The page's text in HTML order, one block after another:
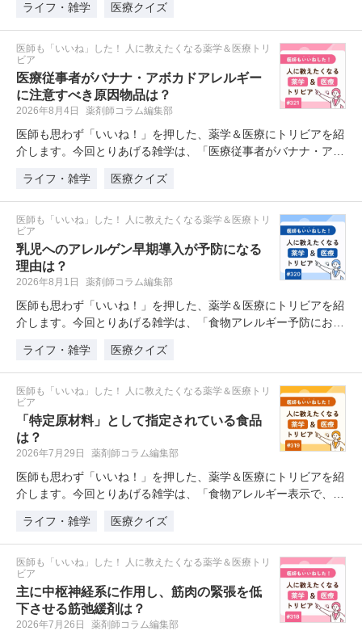
ライフ・雑学
医療クイズ
医師も「いいね」した！ 人に教えたくなる薬学＆医療トリ
ビア
医療従事者がバナナ・アボカドアレルギー
に注意すべき原因物品は？
2026年8月4日 薬剤師コラム編集部
医師も思わず「いいね！」を押した、薬学＆医療にトリビアを紹
介します。今回とりあげる雑学は、「医療従事者がバナナ・アボ
ライフ・雑学
医療クイズ
医師も「いいね」した！ 人に教えたくなる薬学＆医療トリ
ビア
乳児へのアレルゲン早期導入が予防になる
理由は？
2026年8月1日 薬剤師コラム編集部
医師も思わず「いいね！」を押した、薬学＆医療にトリビアを紹
介します。今回とりあげる雑学は、「食物アレルギー予防におい
ライフ・雑学
医療クイズ
医師も「いいね」した！ 人に教えたくなる薬学＆医療トリ
ビア
「特定原材料」として指定されている食品
は？
2026年7月29日 薬剤師コラム編集部
医師も思わず「いいね！」を押した、薬学＆医療にトリビアを紹
介します。今回とりあげる雑学は、「食物アレルギー表示で、
ライフ・雑学
医療クイズ
医師も「いいね」した！ 人に教えたくなる薬学＆医療トリ
ビア
主に中枢神経系に作用し、筋肉の緊張を低
下させる筋弛緩剤は？
2026年7月26日 薬剤師コラム編集部